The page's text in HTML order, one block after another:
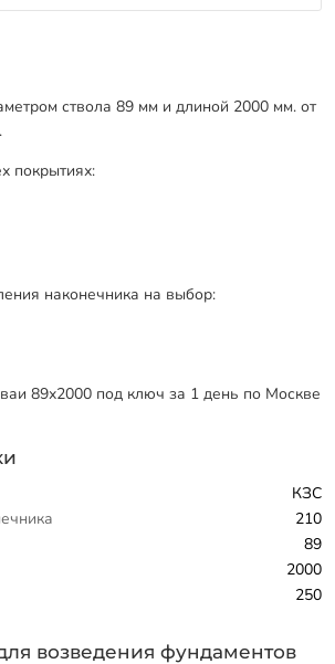
ствола 89 мм и длиной 2000 мм. от
покрытиях:
наконечника на выбор:
89х2000 под ключ за 1 день по Москве
КЗС
210
89
2000
250
возведения фундаментов